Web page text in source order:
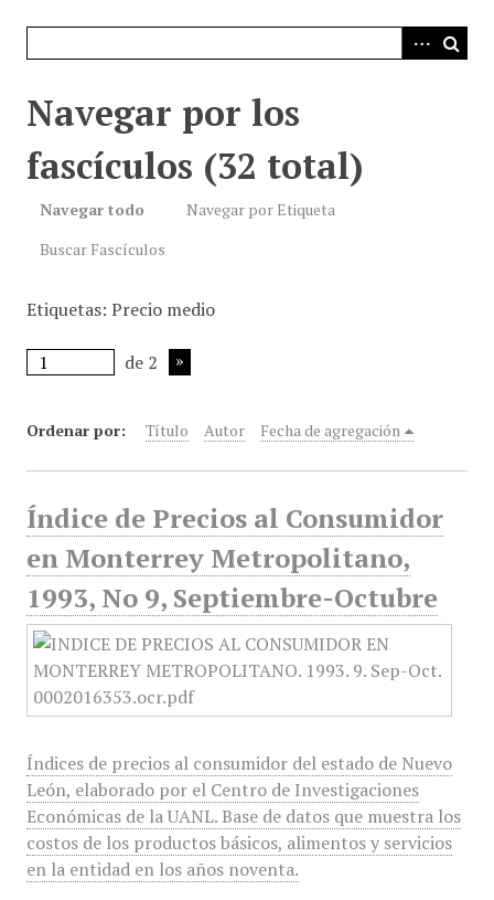
Navegar por los
fascículos (32 total)
Navegar todo
Navegar por Etiqueta
Buscar Fascículos
Etiquetas: Precio medio
de 2
Ordenar por: Título Autor Fecha de agregación
Índice de Precios al Consumidor
en Monterrey Metropolitano,
1993, No 9, Septiembre-Octubre
Índices de precios al consumidor del estado de Nuevo
León, elaborado por el Centro de Investigaciones
Económicas de la UANL. Base de datos que muestra los
costos de los productos básicos, alimentos y servicios
en la entidad en los años noventa.